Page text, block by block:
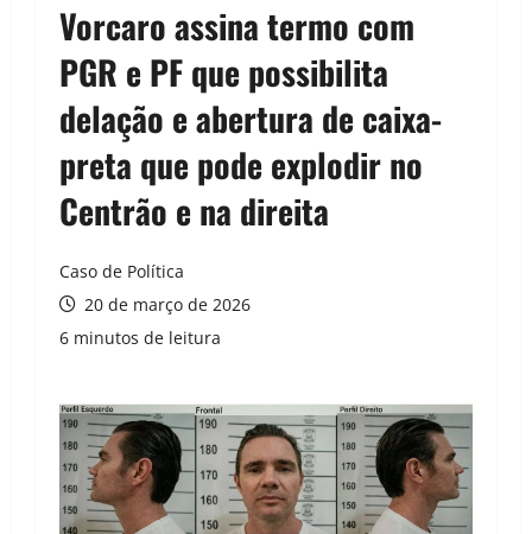
Vorcaro assina termo com
PGR e PF que possibilita
delação e abertura de caixa-
preta que pode explodir no
Centrão e na direita
Caso de Política
20 de março de 2026
6 minutos de leitura